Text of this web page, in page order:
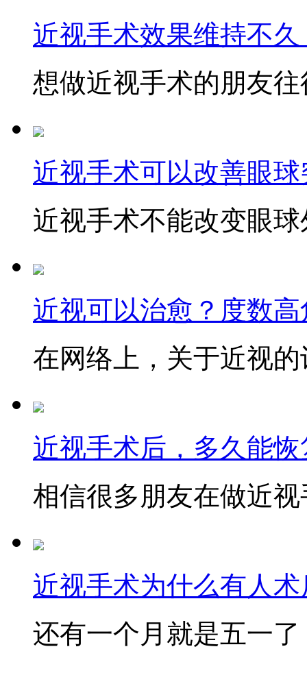
近视手术效果维持不
想做近视手术的朋友
近视手术可以改善眼
近视手术不能改变眼
近视可以治愈？度数
在网络上，关于近视
近视手术后，多久能
相信很多朋友在做近
近视手术为什么有人
还有一个月就是五一